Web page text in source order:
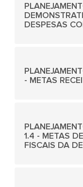
DESPESAS
- METAS
1.4 - METAS
FISCAIS DA